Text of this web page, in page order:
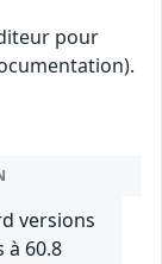
pour
versions
à 60.8